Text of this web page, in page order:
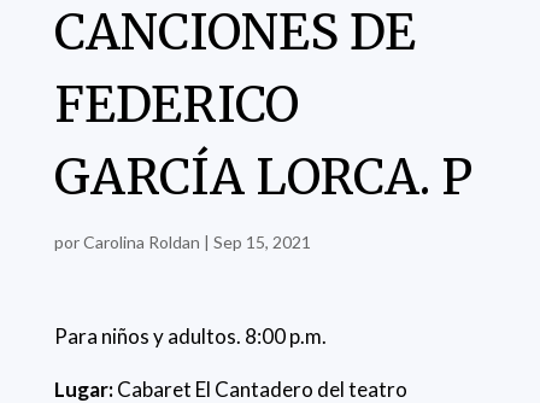
CANCIONES DE
FEDERICO
GARCÍA LORCA. P
porCarolina Roldan | Sep 15, 2021
Para niños y adultos. 8:00 p.m.
Lugar:Cabaret El Cantadero del teatro